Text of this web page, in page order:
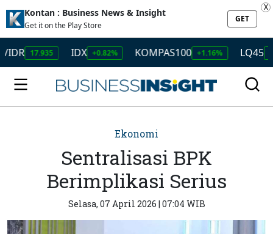
Kontan : Business News & Insight
Get it on the Play Store
GET
X
17.935 IDX +0.82% KOMPAS100 +1.16% LQ45 +1.27%
Ekonomi
Sentralisasi BPK
Berimplikasi Serius
Selasa, 07 April 2026 | 07:04 WIB